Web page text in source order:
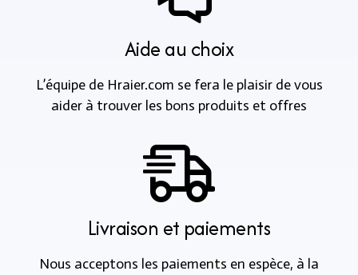
Aide au choix
L’équipe de Hraier.com se fera le plaisir de vous
aider à trouver les bons produits et offres
Livraison et paiements
Nous acceptons les paiements en espèce, à la